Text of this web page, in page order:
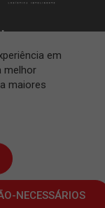
em
melhor
maiores
NECESSÁRIOS